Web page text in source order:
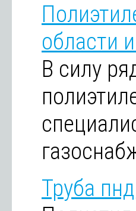
области
В силу
Труба